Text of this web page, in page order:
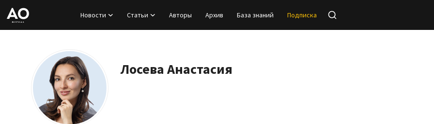
Новости Статьи Авторы Архив База знаний Подписка
Регистрация
Новости
Лосева Анастасия